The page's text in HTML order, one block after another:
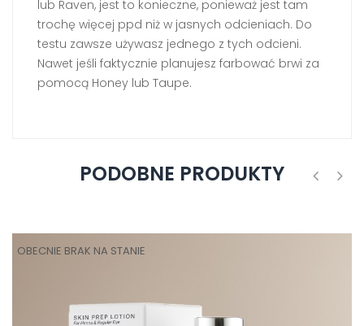
lub Raven, jest to konieczne, ponieważ jest tam
trochę więcej ppd niż w jasnych odcieniach. Do
testu zawsze używasz jednego z tych odcieni.
Nawet jeśli faktycznie planujesz farbować brwi za
pomocą Honey lub Taupe.
PODOBNE PRODUKTY
OBECNIE BRAK NA STANIE